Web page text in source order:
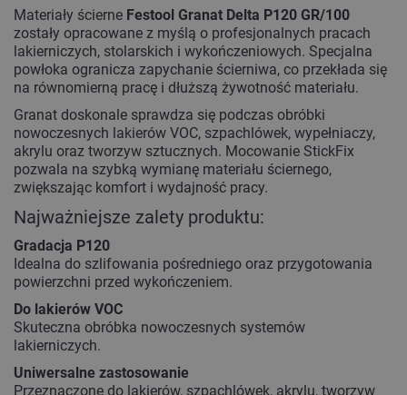
Materiały ścierne Festool Granat Delta P120 GR/100
zostały opracowane z myślą o profesjonalnych pracach
lakierniczych, stolarskich i wykończeniowych. Specjalna
powłoka ogranicza zapychanie ścierniwa, co przekłada się
na równomierną pracę i dłuższą żywotność materiału.
Granat doskonale sprawdza się podczas obróbki
nowoczesnych lakierów VOC, szpachlówek, wypełniaczy,
akrylu oraz tworzyw sztucznych. Mocowanie StickFix
pozwala na szybką wymianę materiału ściernego,
zwiększając komfort i wydajność pracy.
Najważniejsze zalety produktu:
Gradacja P120
Idealna do szlifowania pośredniego oraz przygotowania
powierzchni przed wykończeniem.
Do lakierów VOC
Skuteczna obróbka nowoczesnych systemów
lakierniczych.
Uniwersalne zastosowanie
Przeznaczone do lakierów, szpachlówek, akrylu, tworzyw